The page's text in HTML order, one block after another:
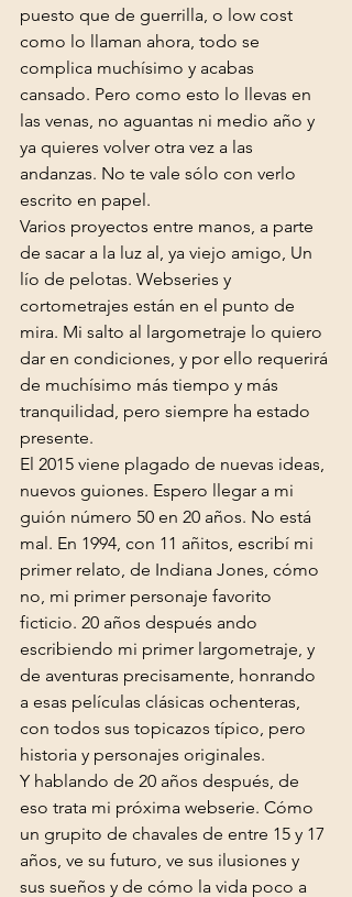
puesto que de guerrilla, o low cost
como lo llaman ahora, todo se
complica muchísimo y acabas
cansado. Pero como esto lo llevas en
las venas, no aguantas ni medio año y
ya quieres volver otra vez a las
andanzas. No te vale sólo con verlo
escrito en papel.
Varios proyectos entre manos, a parte
de sacar a la luz al, ya viejo amigo, Un
lío de pelotas. Webseries y
cortometrajes están en el punto de
mira. Mi salto al largometraje lo quiero
dar en condiciones, y por ello requerirá
de muchísimo más tiempo y más
tranquilidad, pero siempre ha estado
presente.
El 2015 viene plagado de nuevas ideas,
nuevos guiones. Espero llegar a mi
guión número 50 en 20 años. No está
mal. En 1994, con 11 añitos, escribí mi
primer relato, de Indiana Jones, cómo
no, mi primer personaje favorito
ficticio. 20 años después ando
escribiendo mi primer largometraje, y
de aventuras precisamente, honrando
a esas películas clásicas ochenteras,
con todos sus topicazos típico, pero
historia y personajes originales.
Y hablando de 20 años después, de
eso trata mi próxima webserie. Cómo
un grupito de chavales de entre 15 y 17
años, ve su futuro, ve sus ilusiones y
sus sueños y de cómo la vida poco a